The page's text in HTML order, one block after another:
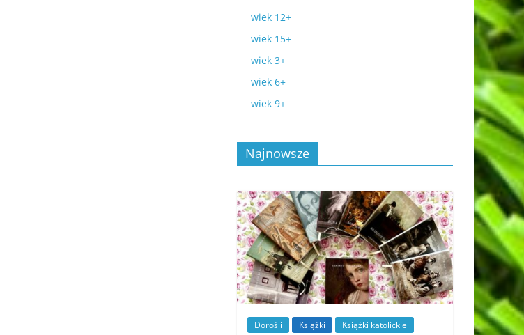
wiek 12+
wiek 15+
wiek 3+
wiek 6+
wiek 9+
Najnowsze
Dorośli Książki Książki katolickie